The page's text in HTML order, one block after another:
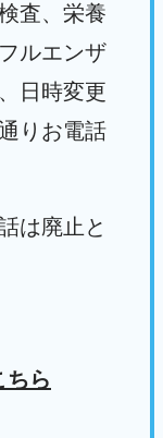
査、栄養
ルエンザ
日時変更
りお電話
は廃止と
ちら